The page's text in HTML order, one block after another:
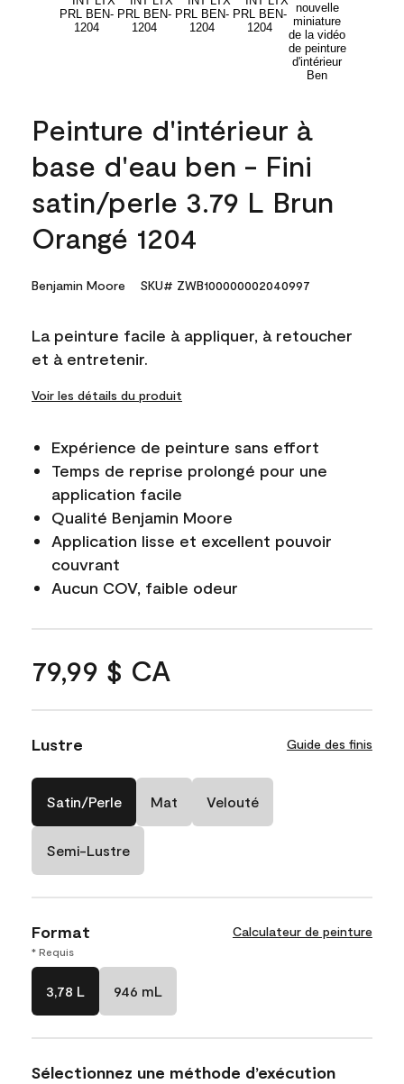
Peinture d'intérieur à
base d'eau ben - Fini
satin/perle 3.79 L Brun
Orangé 1204
Benjamin Moore SKU# ZWB100000002040997
La peinture facile à appliquer, à retoucher
et à entretenir.
Voir les détails du produit
Expérience de peinture sans effort
Temps de reprise prolongé pour une
application facile
Qualité Benjamin Moore
Application lisse et excellent pouvoir
couvrant
Aucun COV, faible odeur
79,99 $ CA
Lustre Guide des finis
Satin/Perle Mat Velouté
Semi-Lustre
Format Calculateur de peinture
* Requis
3,78 L 946 mL
Sélectionnez une méthode d’exécution